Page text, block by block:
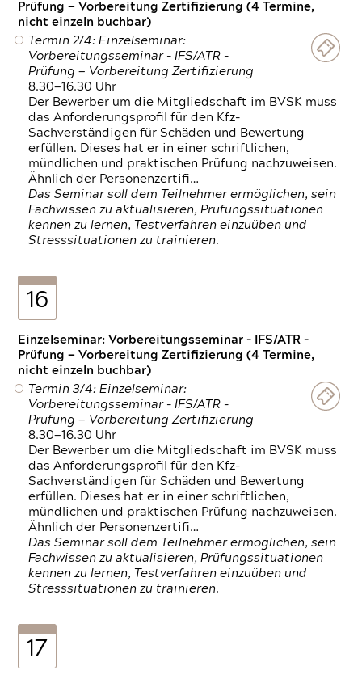
Prüfung — Vorbereitung Zertifizierung (4 Termine,
nicht einzeln buchbar)
Termin 2/4: Einzelseminar:
Vorbereitungsseminar - IFS/ATR -
Prüfung — Vorbereitung Zertifizierung
8.30—16.30 Uhr
Der Bewerber um die Mitgliedschaft im BVSK muss
das Anforderungsprofil für den Kfz-
Sachverständigen für Schäden und Bewertung
erfüllen. Dieses hat er in einer schriftlichen,
mündlichen und praktischen Prüfung nachzuweisen.
Ähnlich der Personenzertifi…
Das Seminar soll dem Teilnehmer ermöglichen, sein
Fachwissen zu aktualisieren, Prüfungssituationen
kennen zu lernen, Testverfahren einzuüben und
Stresssituationen zu trainieren.
16
Einzelseminar: Vorbereitungsseminar - IFS/ATR -
Prüfung — Vorbereitung Zertifizierung (4 Termine,
nicht einzeln buchbar)
Termin 3/4: Einzelseminar:
Vorbereitungsseminar - IFS/ATR -
Prüfung — Vorbereitung Zertifizierung
8.30—16.30 Uhr
Der Bewerber um die Mitgliedschaft im BVSK muss
das Anforderungsprofil für den Kfz-
Sachverständigen für Schäden und Bewertung
erfüllen. Dieses hat er in einer schriftlichen,
mündlichen und praktischen Prüfung nachzuweisen.
Ähnlich der Personenzertifi…
Das Seminar soll dem Teilnehmer ermöglichen, sein
Fachwissen zu aktualisieren, Prüfungssituationen
kennen zu lernen, Testverfahren einzuüben und
Stresssituationen zu trainieren.
17